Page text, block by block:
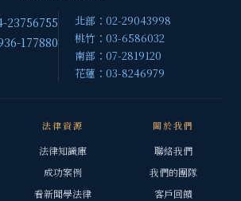
23756755
177880
北部：02-29043998
桃竹：03-6586032
南部：07-2819120
花蓮：03-8246979
法律資源
法律知識庫
成功案例
看新聞學法律
關於我們
聯絡我們
我們的團隊
客戶回饋